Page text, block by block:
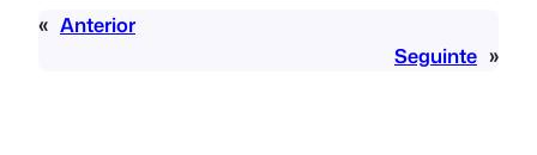
« Anterior
Seguinte »